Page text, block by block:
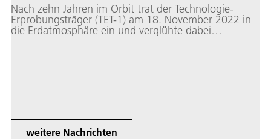
Nach zehn Jahren im Orbit trat der Technologie-
Erprobungsträger (TET-1) am 18. November 2022 in
die Erdatmosphäre ein und verglühte dabei
Raumfahrt (DLR) erfassten TET-1 und BIROS
weitere Nachrichten